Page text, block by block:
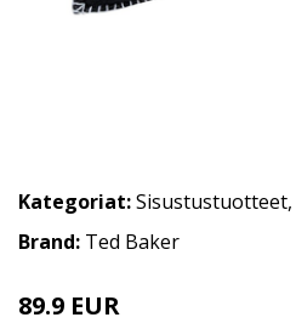
Kategoriat:Sisustustuotteet,
Brand: Ted Baker
89.9 EUR